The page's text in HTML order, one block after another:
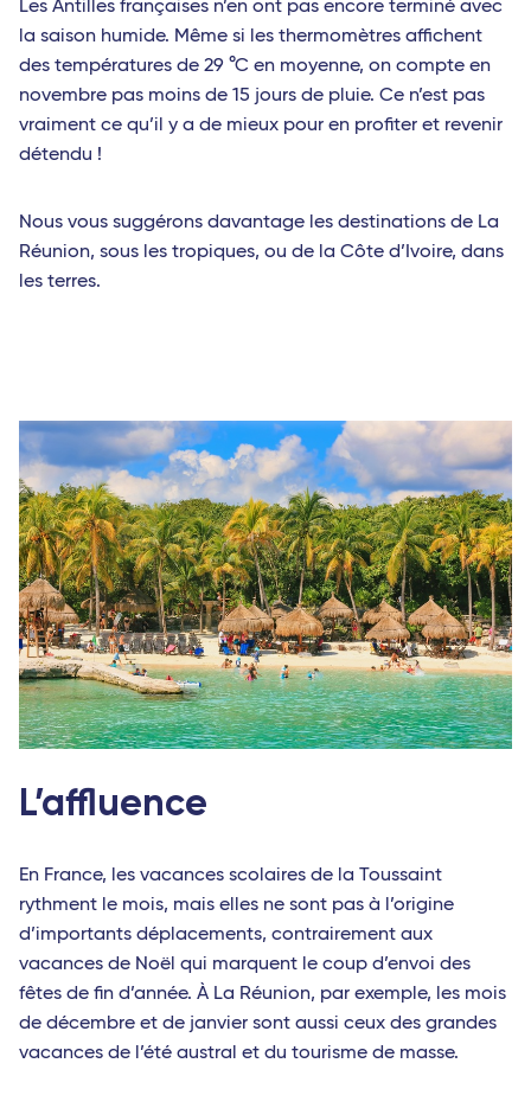
Les Antilles françaises n’en ont pas encore terminé avec
la saison humide. Même si les thermomètres affichent
des températures de 29 °C en moyenne, on compte en
novembre pas moins de 15 jours de pluie. Ce n’est pas
vraiment ce qu’il y a de mieux pour en profiter et revenir
détendu !
Nous vous suggérons davantage les destinations de La
Réunion, sous les tropiques, ou de la Côte d’Ivoire, dans
les terres.
L’affluence
En France, les vacances scolaires de la Toussaint
rythment le mois, mais elles ne sont pas à l’origine
d’importants déplacements, contrairement aux
vacances de Noël qui marquent le coup d’envoi des
fêtes de fin d’année. À La Réunion, par exemple, les mois
de décembre et de janvier sont aussi ceux des grandes
vacances de l’été austral et du tourisme de masse.